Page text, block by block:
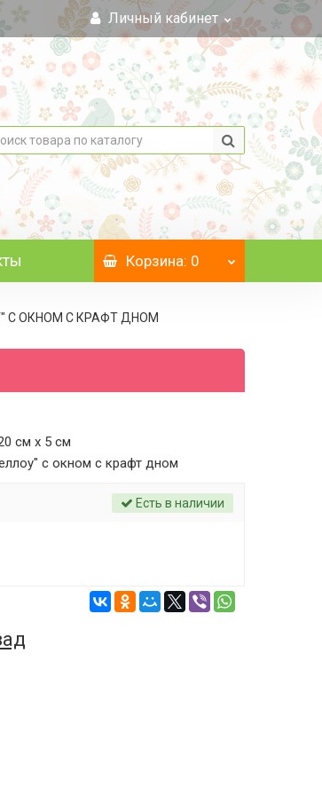
Личный кабинет
Корзина: 0
С ОКНОМ C КРАФТ ДНОМ
см х 5 см
с окном c крафт дном
Есть в наличии